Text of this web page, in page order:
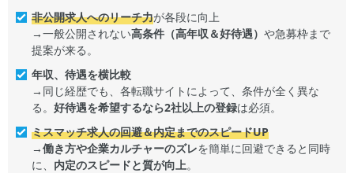
非公開求人へのリーチ力が各段に向上
→一般公開されない高条件（高年収＆好待遇） や急募枠まで
提案が来る。
年収、待遇を横比較
→同じ経歴でも、各転職サイトによって、条件が全く異な
る。 好待遇を希望するなら2社以上の登録は必須。
ミスマッチ求人の回避＆内定までのスピードUP
→働き方や企業カルチャーのズレを簡単に回避できると同時
に、 内定のスピードと質が向上。